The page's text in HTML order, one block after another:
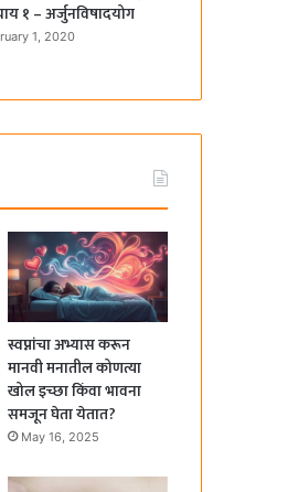
१ – अर्जुनविषादयोग
1, 2020
स्वप्नांचा अभ्यास करून
मानवी मनातील कोणत्या
खोल इच्छा किंवा भावना
समजून घेता येतात?
May 16, 2025